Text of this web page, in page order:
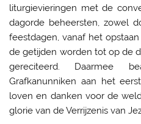
liturgievieringen met de
dagorde beheersten, zowel
feestdagen, vanaf het
de getijden worden tot op de
gereciteerd. Daarmee
Grafkanunniken aan het
loven en danken voor de
glorie van de Verrijzenis van